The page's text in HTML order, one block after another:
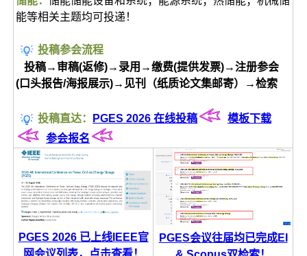
能等相关主题均可投递！
投稿参会流程
投稿→审稿(返修)→录用→缴费(提供发票)→注册参会
(口头报告/海报展示)→见刊（纸质论文集邮寄）→检索
投稿直达： PGES 2026 在线投稿
模板下载
参会报名
PGES 2026 已上线IEEE官
网会议列表，点击查看！
PGES会议往届均已完成EI